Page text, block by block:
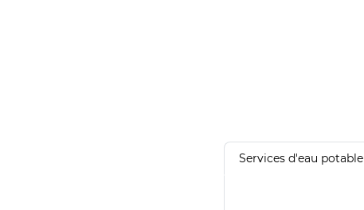
Services d'eau potable